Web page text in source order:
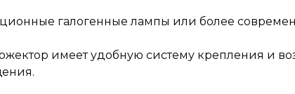
галогенные лампы или более
имеет удобную систему крепления и